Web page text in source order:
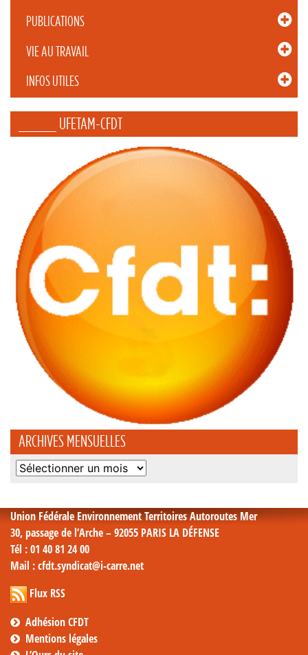
PUBLICATIONS
VIE AU TRAVAIL
INFOS UTILES
_____ UFETAM-CFDT
ARCHIVES MENSUELLES
Archives
Union Fédérale Environnement Territoires Autoroutes Mer
30, passage de l’Arche – 92055 PARIS LA DÉFENSE
Tél : 01 40 81 24 00
Mail : cfdt.syndicat@i-carre.net
Flux RSS
Adhésion CFDT
Mentions légales